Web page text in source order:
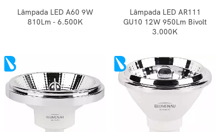
Lâmpada LED A60 9W
810Lm - 6.500K
Lâmpada LED AR111
GU10 12W 950Lm Bivolt
3.000K